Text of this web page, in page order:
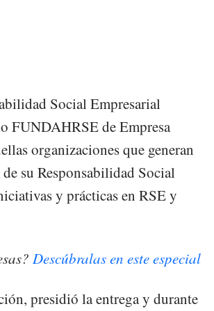
Social Empresarial
FUNDAHRSE de Empresa
organizaciones que generan
su Responsabilidad Social
y prácticas en RSE y
Descúbralas en este especial
presidió la entrega y durante